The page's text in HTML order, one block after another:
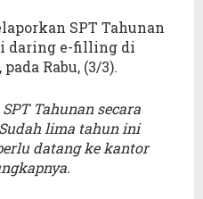
SPT Tahunan
daring e-filling di
Rabu, (3/3).
Tahunan secara
lima tahun ini
datang ke kantor